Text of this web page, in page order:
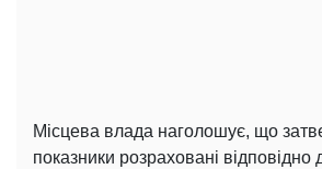
Місцева влада наголошує, що
показники розраховані відповідно